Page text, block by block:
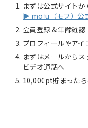
まずは公式サイトか
▶ mofu（モフ）公
会員登録＆年齢確認
プロフィールやア
まずはメールから
ビデオ通話へ
10,000pt貯まったら